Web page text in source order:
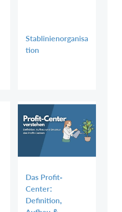
Stablinienorganisa
tion
Das Profit-
Center:
Definition,